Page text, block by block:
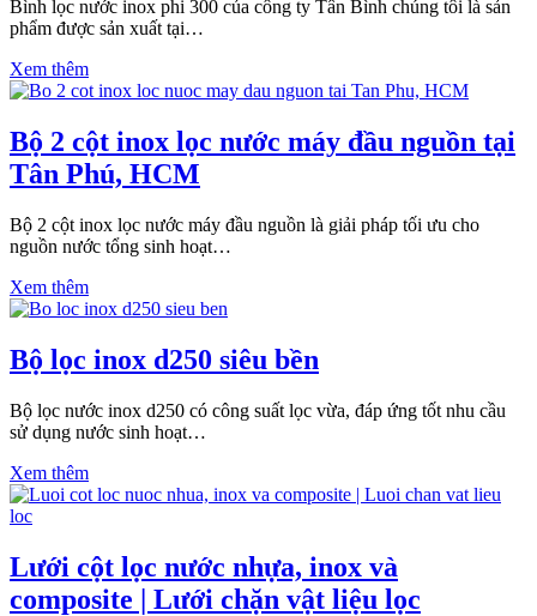
Bình lọc nước inox phi 300 của công ty Tân Bình chúng tôi là sản
phẩm được sản xuất tại…
Xem thêm
Bộ 2 cột inox lọc nước máy đầu nguồn tại
Tân Phú, HCM
Bộ 2 cột inox lọc nước máy đầu nguồn là giải pháp tối ưu cho
nguồn nước tổng sinh hoạt…
Xem thêm
Bộ lọc inox d250 siêu bền
Bộ lọc nước inox d250 có công suất lọc vừa, đáp ứng tốt nhu cầu
sử dụng nước sinh hoạt…
Xem thêm
Lưới cột lọc nước nhựa, inox và
composite | Lưới chặn vật liệu lọc